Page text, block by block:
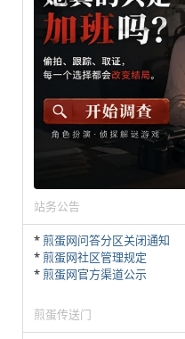
站务公告
*煎蛋网问答分区关闭通知
*煎蛋网社区管理规定
*煎蛋网官方渠道公示
煎蛋传送门